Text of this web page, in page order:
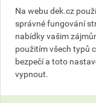
Profil obvodový
28×27 mm 3 m
cena za bm s DPH
Na webu dek.cz
správné fungování
nabídky vašim
použitím všech typů
bezpečí a toto
vypnout.